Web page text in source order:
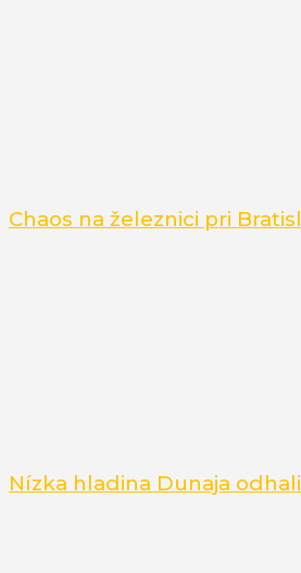
Chaos na železnici pri
Nízka hladina Dunaja